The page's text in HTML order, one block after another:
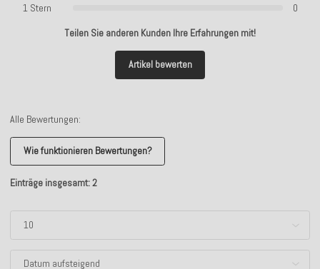
1 Stern
0
Teilen Sie anderen Kunden Ihre Erfahrungen mit!
Artikel bewerten
Alle Bewertungen:
Wie funktionieren Bewertungen?
Einträge insgesamt: 2